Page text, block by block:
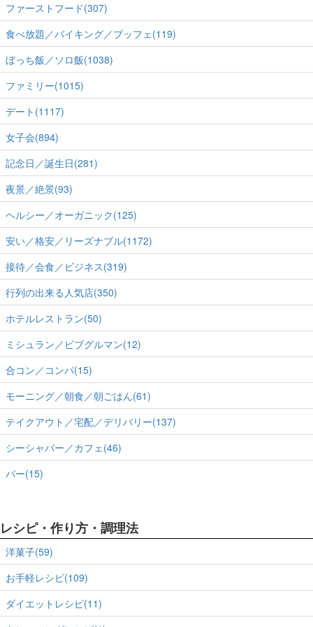
ファーストフード(307)
食べ放題／バイキング／ブッフェ(119)
ぼっち飯／ソロ飯(1038)
ファミリー(1015)
デート(1117)
女子会(894)
記念日／誕生日(281)
夜景／絶景(93)
ヘルシー／オーガニック(125)
安い／格安／リーズナブル(1172)
接待／会食／ビジネス(319)
行列の出来る人気店(350)
ホテルレストラン(50)
ミシュラン／ビブグルマン(12)
合コン／コンパ(15)
モーニング／朝食／朝ごはん(61)
テイクアウト／宅配／デリバリー(137)
シーシャバー／カフェ(46)
バー(15)
レシピ・作り方・調理法
洋菓子(59)
お手軽レシピ(109)
ダイエットレシピ(11)